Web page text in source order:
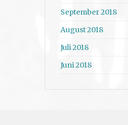
September 2018
August 2018
Juli 2018
Juni 2018